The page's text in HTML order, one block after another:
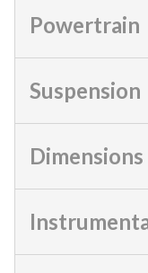
Powertrain
Suspension
Dimensions